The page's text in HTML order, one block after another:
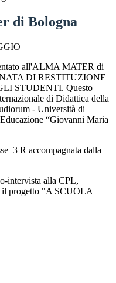
di Bologna
all'ALMA MATER di
DI RESTITUZIONE
STUDENTI. Questo
di Didattica della
- Università di
“Giovanni Maria
3 R accompagnata dalla
intervista alla CPL,
il progetto "A SCUOLA